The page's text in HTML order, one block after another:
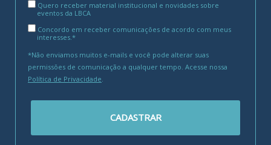
Quero receber material institucional e novidades sobre
eventos da LBCA
Concordo em receber comunicações de acordo com meus
interesses.*
*Não enviamos muitos e-mails e você pode alterar suas
permissões de comunicação a qualquer tempo. Acesse nossa
Política de Privacidade
CADASTRAR